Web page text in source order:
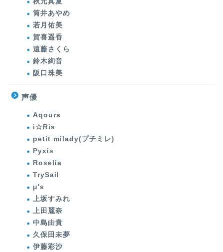
筒井あやめ
若月佑美
賀喜遥香
遠藤さくら
鈴木絢音
阪口珠美
声優
Aqours
i☆Ris
petit milady(プチミレ)
Pyxis
Roselia
TrySail
μ's
上坂すみれ
上田麗奈
中島由貴
久保田未夢
伊藤彩沙